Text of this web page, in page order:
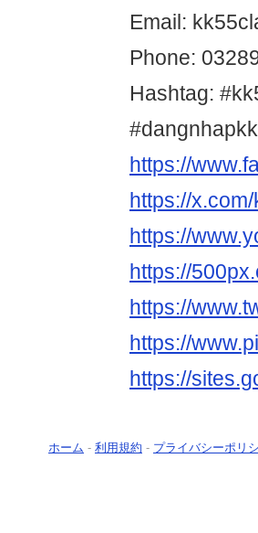
Email:
Phone:
Hashtag:
https://
https://
https://
https://
https://
https://
https://
ホーム - 利用規約 - プライバシーポリ